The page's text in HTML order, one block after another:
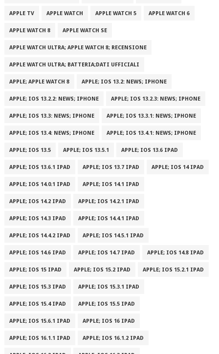
APPLE TV APPLE WATCH APPLE WATCH 5 APPLE WATCH 6
APPLE WATCH 8 APPLE WATCH SE
APPLE WATCH ULTRA; APPLE WATCH 8; RECENSIONE
APPLE WATCH ULTRA; BATTERIA;DATI UFFICIALI
APPLE; APPLE WATCH 8 APPLE; IOS 13.2: NEWS; IPHONE
APPLE; IOS 13.2.2: NEWS; IPHONE APPLE; IOS 13.2.3: NEWS; IPHONE
APPLE; IOS 13.3: NEWS; IPHONE APPLE; IOS 13.3.1: NEWS; IPHONE
APPLE; IOS 13.4: NEWS; IPHONE APPLE; IOS 13.4.1: NEWS; IPHONE
APPLE; IOS 13.5 APPLE; IOS 13.5.1 APPLE; IOS 13.6 IPAD
APPLE; IOS 13.6.1 IPAD APPLE; IOS 13.7 IPAD APPLE; IOS 14 IPAD
APPLE; IOS 14.0.1 IPAD APPLE; IOS 14.1 IPAD
APPLE; IOS 14.2 IPAD APPLE; IOS 14.2.1 IPAD
APPLE; IOS 14.3 IPAD APPLE; IOS 14.4.1 IPAD
APPLE; IOS 14.4.2 IPAD APPLE; IOS 14.5.1 IPAD
APPLE; IOS 14.6 IPAD APPLE; IOS 14.7 IPAD APPLE; IOS 14.8 IPAD
APPLE; IOS 15 IPAD APPLE; IOS 15.2 IPAD APPLE; IOS 15.2.1 IPAD
APPLE; IOS 15.3 IPAD APPLE; IOS 15.3.1 IPAD
APPLE; IOS 15.4 IPAD APPLE; IOS 15.5 IPAD
APPLE; IOS 15.6.1 IPAD APPLE; IOS 16 IPAD
APPLE; IOS 16.1.1 IPAD APPLE; IOS 16.1.2 IPAD